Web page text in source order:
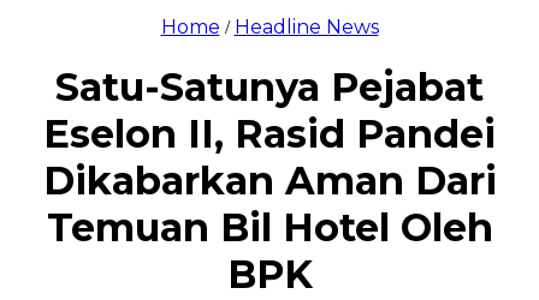
Home / Headline News
Satu-Satunya Pejabat
Eselon II, Rasid Pandei
Dikabarkan Aman Dari
Temuan Bil Hotel Oleh
BPK